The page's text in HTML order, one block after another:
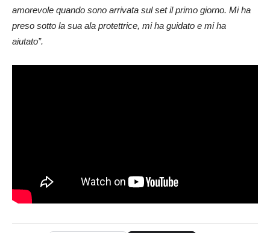
amorevole quando sono arrivata sul set il primo giorno. Mi ha
preso sotto la sua ala protettrice, mi ha guidato e mi ha
aiutato”.